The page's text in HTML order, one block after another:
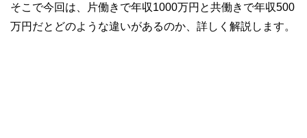
そこで今回は、片働きで年収1000万円と共働きで年収500
万円だとどのような違いがあるのか、詳しく解説します。